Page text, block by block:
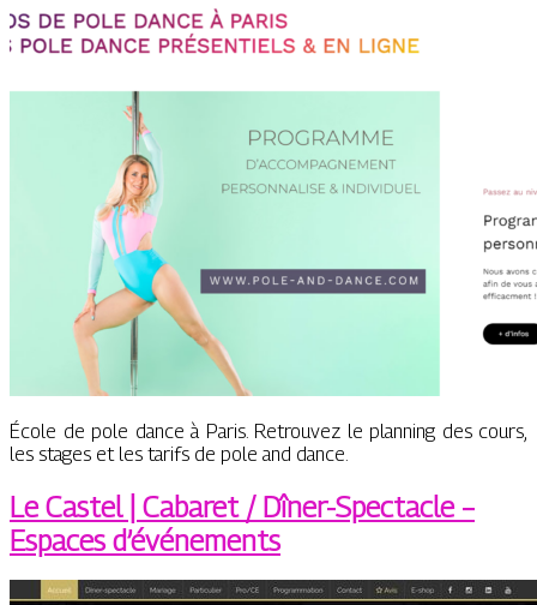
École de pole dance à Paris. Retrouvez le planning des cours,
les stages et les tarifs de pole and dance.
Le Castel | Cabaret / Dîner-Spectacle –
Espaces d’événements